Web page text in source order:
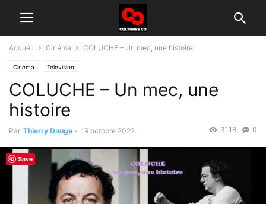
Accueil Cinéma COLUCHE – Un mec, une histoire
Cinéma Television
COLUCHE – Un mec, une
histoire
Par Thierry Dauge - 19 octobre 2022 0
3118
Save